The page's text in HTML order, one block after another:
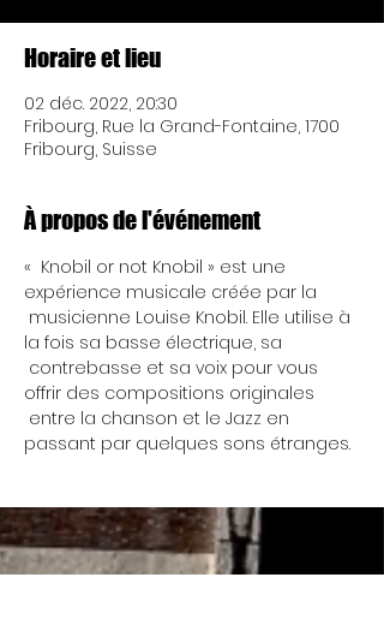
Horaire et lieu
02 déc. 2022, 20:30
Fribourg, Rue la Grand-Fontaine, 1700
Fribourg, Suisse
À propos de l'événement
«  Knobil or not Knobil » est une
expérience musicale créée par la
musicienne Louise Knobil. Elle utilise à
la fois sa basse électrique, sa
contrebasse et sa voix pour vous
offrir des compositions originales
entre la chanson et le Jazz en
passant par quelques sons étranges.